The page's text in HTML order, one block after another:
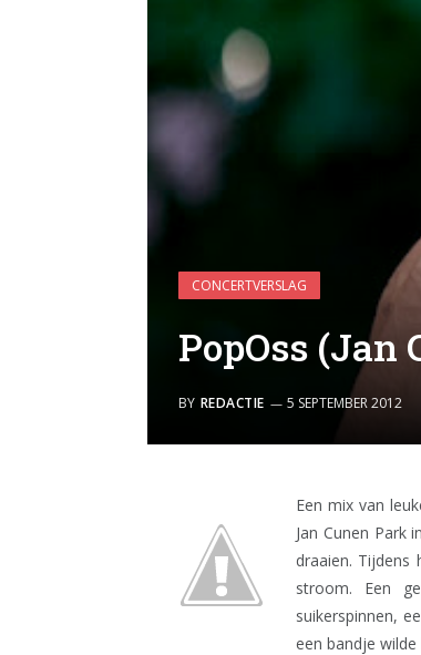
CONCERTVERSLAG
PopOss (Jan
BY REDACTIE 5 SEPTEMBER 2012
Een mix van
Jan Cunen Park
draaien. Tijdens
stroom. Een
suikerspinnen,
een bandje wilde